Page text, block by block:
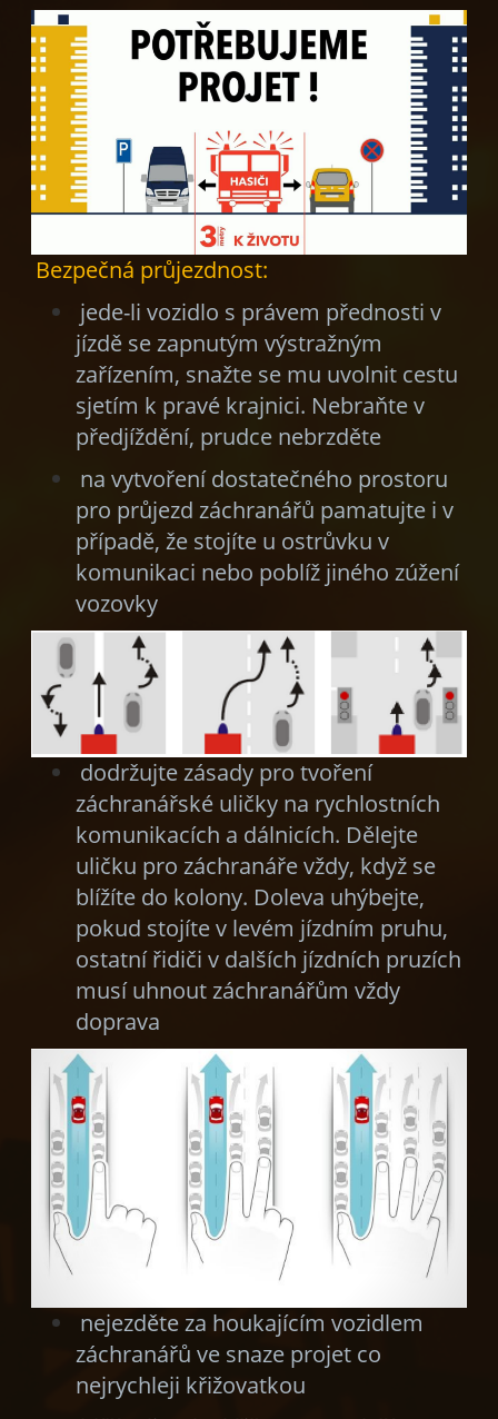
Bezpečná průjezdnost:
jede-li vozidlo s právem přednosti v
jízdě se zapnutým výstražným
zařízením, snažte se mu uvolnit cestu
sjetím k pravé krajnici. Nebraňte v
předjíždění, prudce nebrzděte
na vytvoření dostatečného prostoru
pro průjezd záchranářů pamatujte i v
případě, že stojíte u ostrůvku v
komunikaci nebo poblíž jiného zúžení
vozovky
dodržujte zásady pro tvoření
záchranářské uličky na rychlostních
komunikacích a dálnicích. Dělejte
uličku pro záchranáře vždy, když se
blížíte do kolony. Doleva uhýbejte,
pokud stojíte v levém jízdním pruhu,
ostatní řidiči v dalších jízdních pruzích
musí uhnout záchranářům vždy
doprava
nejezděte za houkajícím vozidlem
záchranářů ve snaze projet co
nejrychleji křižovatkou